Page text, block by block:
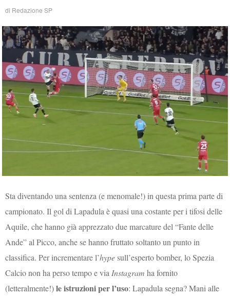
di Redazione SP
Sta diventando una sentenza (e menomale!) in questa prima parte di
campionato. Il gol di Lapadula è quasi una costante per i tifosi delle
Aquile, che hanno già apprezzato due marcature del “Fante delle
Ande” al Picco, anche se hanno fruttato soltanto un punto in
classifica. Per incrementare l’hypesull’esperto bomber, lo Spezia
Calcio non ha perso tempo e via Instagram ha fornito
(letteralmente!)le istruzioni per l’uso: Lapadula segna? Mani alle